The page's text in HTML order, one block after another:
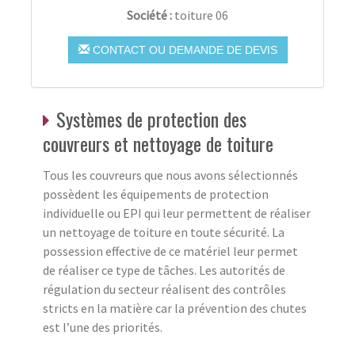
Société : toiture 06
CONTACT OU DEMANDE DE DEVIS
Systèmes de protection des
couvreurs et nettoyage de toiture
Tous les couvreurs que nous avons sélectionnés
possèdent les équipements de protection
individuelle ou EPI qui leur permettent de réaliser
un nettoyage de toiture en toute sécurité. La
possession effective de ce matériel leur permet
de réaliser ce type de tâches. Les autorités de
régulation du secteur réalisent des contrôles
stricts en la matière car la prévention des chutes
est l’une des priorités.